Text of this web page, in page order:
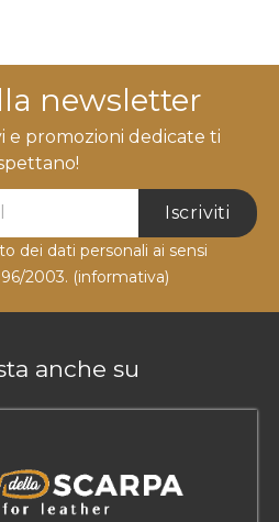
newsletter
e promozioni dedicate ti
Iscriviti
dei dati personali ai sensi
2003. (informativa)
anche su